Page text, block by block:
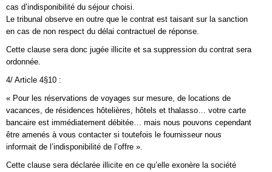
cas d’indisponibilité du séjour choisi.
Le tribunal observe en outre que le contrat est taisant sur la sanction
en cas de non respect du délai contractuel de réponse.
Cette clause sera donc jugée illicite et sa suppression du contrat sera
ordonnée.
4/ Article 4§10 :
« Pour les réservations de voyages sur mesure, de locations de
vacances, de résidences hôtelières, hôtels et thalasso… votre carte
bancaire est immédiatement débitée… mais nous pouvons cependant
être amenés à vous contacter si toutefois le fournisseur nous
informait de l’indisponibilité de l’offre ».
Cette clause sera déclarée illicite en ce qu’elle exonère la société